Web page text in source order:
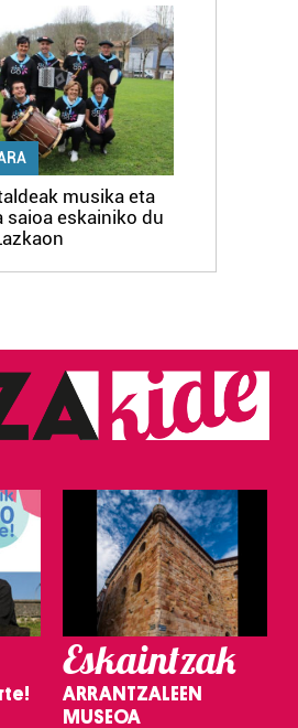
musika eta
saioa eskainiko du
Eskaintzak
ARRANTZALEEN
MUSEOA